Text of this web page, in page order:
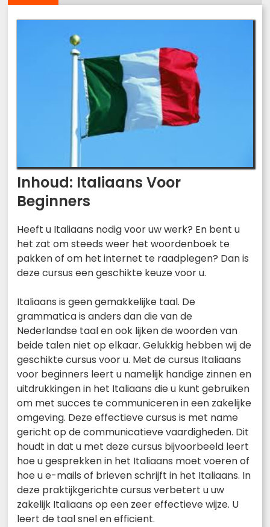
Inhoud: Italiaans Voor
Beginners
Heeft u Italiaans nodig voor uw werk? En bent u
het zat om steeds weer het woordenboek te
pakken of om het internet te raadplegen? Dan is
deze cursus een geschikte keuze voor u.
Italiaans is geen gemakkelijke taal. De
grammatica is anders dan die van de
Nederlandse taal en ook lijken de woorden van
beide talen niet op elkaar. Gelukkig hebben wij de
geschikte cursus voor u. Met de cursus Italiaans
voor beginners leert u namelijk handige zinnen en
uitdrukkingen in het Italiaans die u kunt gebruiken
om met succes te communiceren in een zakelijke
omgeving. Deze effectieve cursus is met name
gericht op de communicatieve vaardigheden. Dit
houdt in dat u met deze cursus bijvoorbeeld leert
hoe u gesprekken in het Italiaans moet voeren of
hoe u e-mails of brieven schrijft in het Italiaans. In
deze praktijkgerichte cursus verbetert u uw
zakelijk Italiaans op een zeer effectieve wijze. U
leert de taal snel en efficient.